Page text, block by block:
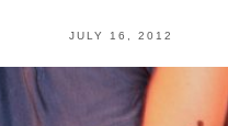
JULY 16, 2012